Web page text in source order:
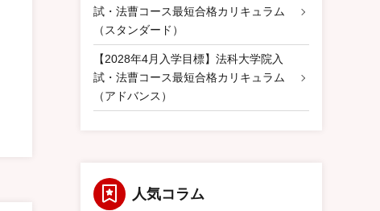
試・法曹コース最短合格カリキュラム
（スタンダード）
【2028年4月入学目標】法科大学院入
試・法曹コース最短合格カリキュラム
（アドバンス）
人気コラム